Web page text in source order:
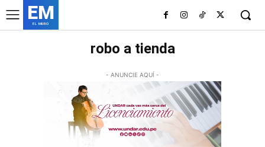
EM
EL MURO
robo a tienda
- ANUNCIE AQUÍ -